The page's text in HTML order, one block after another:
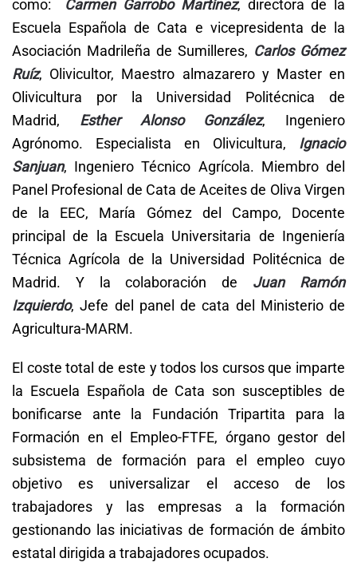
como: Carmen Garrobo Martínez, directora de la
Escuela Española de Cata e vicepresidenta de la
Asociación Madrileña de Sumilleres, Carlos Gómez
Ruíz, Olivicultor, Maestro almazarero y Master en
Olivicultura por la Universidad Politécnica de
Madrid, Esther Alonso González, Ingeniero
Agrónomo. Especialista en Olivicultura, Ignacio
Sanjuan, Ingeniero Técnico Agrícola. Miembro del
Panel Profesional de Cata de Aceites de Oliva Virgen
de la EEC, María Gómez del Campo, Docente
principal de la Escuela Universitaria de Ingeniería
Técnica Agrícola de la Universidad Politécnica de
Madrid. Y la colaboración de Juan Ramón
Izquierdo, Jefe del panel de cata del Ministerio de
Agricultura-MARM.
El coste total de este y todos los cursos que imparte
la Escuela Española de Cata son susceptibles de
bonificarse ante la Fundación Tripartita para la
Formación en el Empleo-FTFE, órgano gestor del
subsistema de formación para el empleo cuyo
objetivo es universalizar el acceso de los
trabajadores y las empresas a la formación
gestionando las iniciativas de formación de ámbito
estatal dirigida a trabajadores ocupados.